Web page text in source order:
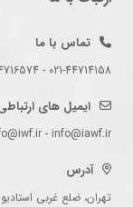
تماس با ما
021-44714158 - 021-44716574 - 021-44714489
ایمیل های
- info@iawf.ir
آدرس
تهران، ضلع غربی